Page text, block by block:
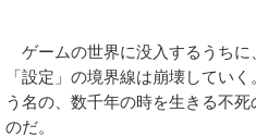
ゲームの世界に没入するうちに
「設定」の境界線は崩壊してい
う名の、数千年の時を生きる不
のだ。